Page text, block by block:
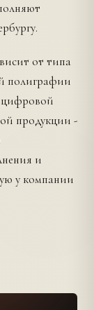
от типа
полиграфии
цифровой
продукции -
и
у компании